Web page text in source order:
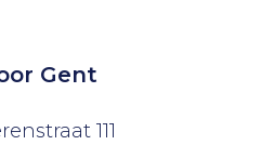
Gent
111